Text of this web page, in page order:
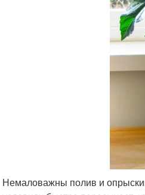
Немаловажны полив и